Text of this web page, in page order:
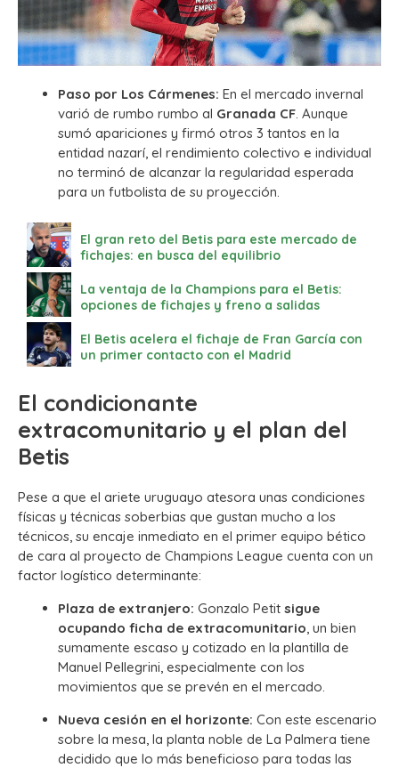
Paso por Los Cármenes: En el mercado invernal
varió de rumbo rumbo al Granada CF. Aunque
sumó apariciones y firmó otros 3 tantos en la
entidad nazarí, el rendimiento colectivo e individual
no terminó de alcanzar la regularidad esperada
para un futbolista de su proyección.
El gran reto del Betis para este mercado de
fichajes: en busca del equilibrio
La ventaja de la Champions para el Betis:
opciones de fichajes y freno a salidas
El Betis acelera el fichaje de Fran García con
un primer contacto con el Madrid
El condicionante
extracomunitario y el plan del
Betis
Pese a que el ariete uruguayo atesora unas condiciones
físicas y técnicas soberbias que gustan mucho a los
técnicos, su encaje inmediato en el primer equipo bético
de cara al proyecto de Champions League cuenta con un
factor logístico determinante:
Plaza de extranjero: Gonzalo Petit sigue
ocupando ficha de extracomunitario, un bien
sumamente escaso y cotizado en la plantilla de
Manuel Pellegrini, especialmente con los
movimientos que se prevén en el mercado.
Nueva cesión en el horizonte: Con este escenario
sobre la mesa, la planta noble de La Palmera tiene
decidido que lo más beneficioso para todas las